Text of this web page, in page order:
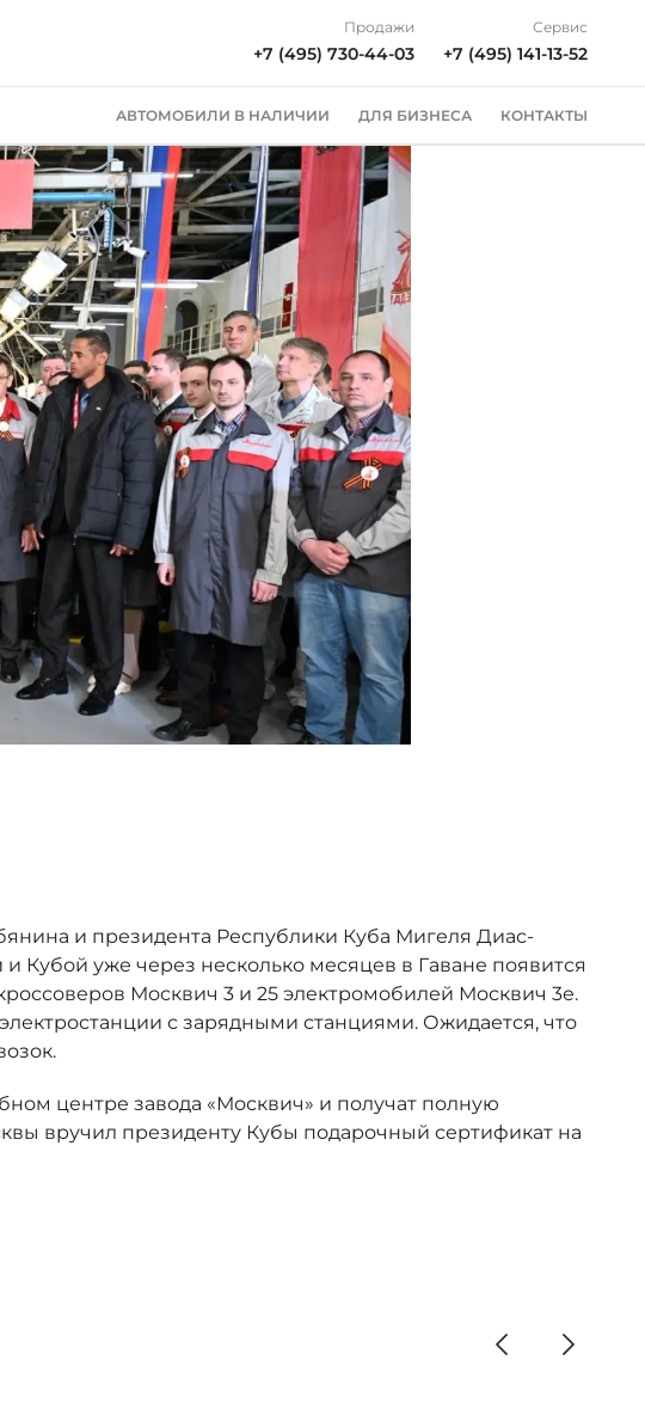
Продажи
+7 (495) 730-44-03
Сервис
+7 (495) 141-13-52
АВТОМОБИЛИ В НАЛИЧИИ ДЛЯ БИЗНЕСА КОНТАКТЫ
и президента Республики Куба Мигеля Диас-
Кубой уже через несколько месяцев в Гаване появится
Москвич 3 и 25 электромобилей Москвич 3е.
с зарядными станциями. Ожидается, что
центре завода «Москвич» и получат полную
вручил президенту Кубы подарочный сертификат на